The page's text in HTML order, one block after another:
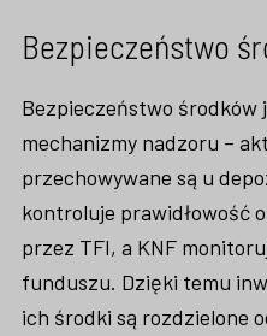
Bezpieczeństwo
Bezpieczeństwo środków
mechanizmy nadzoru –
przechowywane są u
kontroluje prawidłowość
przez TFI, a KNF
funduszu. Dzięki temu
ich środki są rozdzielone